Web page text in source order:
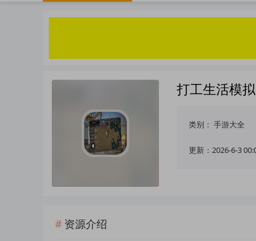
打工生活模
类别： 手游大全
更新：2026-6-3
资源介绍